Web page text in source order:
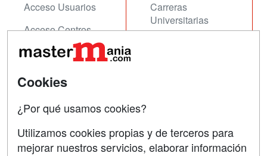
Acceso Usuarios
Acceso Centros
Carreras
Universitarias
Contactar
Copyleft
Cookies
¿Por qué usamos cookies?
Utilizamos cookies propias y de terceros para
mejorar nuestros servicios, elaborar información